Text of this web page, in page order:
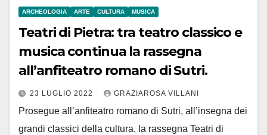
ARCHEOLOGIA ARTE CULTURA MUSICA
Teatri di Pietra: tra teatro classico e
musica continua la rassegna
all’anfiteatro romano di Sutri.
23 LUGLIO 2022 GRAZIAROSA VILLANI
Prosegue all’anfiteatro romano di Sutri, all’insegna dei
grandi classici della cultura, la rassegna Teatri di